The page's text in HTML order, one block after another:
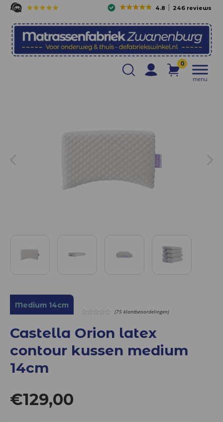
4.8 246 reviews
0
menu
Medium 14cm
of
5
(75 klantbeoordelingen)
Castella Orion latex
contour kussen medium
14cm
€129,00